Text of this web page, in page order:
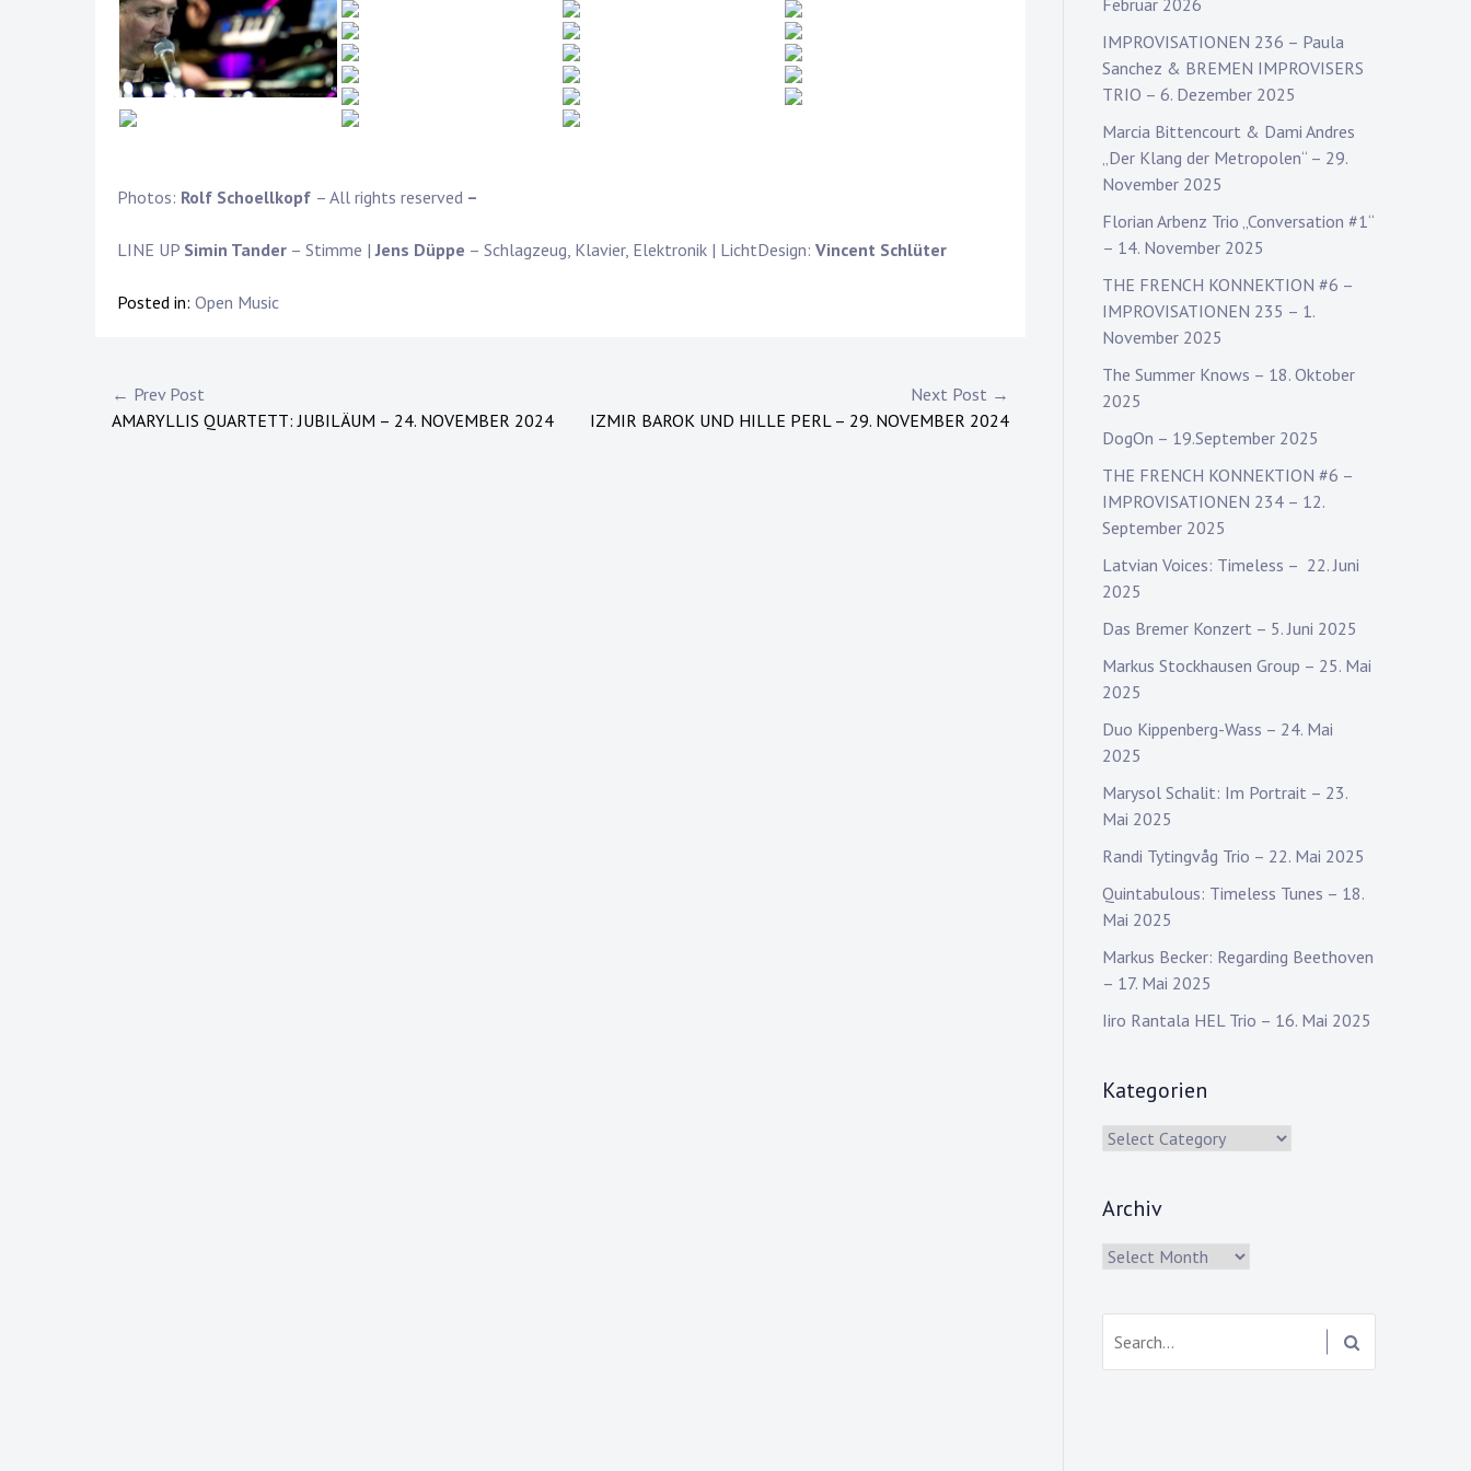
Photos: Rolf Schoellkopf – All rights reserved –
LINE UP Simin Tander – Stimme |Jens Düppe – Schlagzeug, Klavier, Elektronik | LichtDesign: Vincent Schlüter
Posted in: Open Music
Post
navigation
← Prev Post
AMARYLLIS QUARTETT: JUBILÄUM – 24. NOVEMBER 2024
Next Post →
IZMIR BAROK UND HILLE PERL – 29. NOVEMBER 2024
Februar 2026
IMPROVISATIONEN 236 – Paula
Sanchez & BREMEN IMPROVISERS
TRIO – 6. Dezember 2025
Marcia Bittencourt & Dami Andres
„Der Klang der Metropolen“ – 29.
November 2025
Florian Arbenz Trio „Conversation #1“
– 14. November 2025
THE FRENCH KONNEKTION #6 –
IMPROVISATIONEN 235 – 1.
November 2025
The Summer Knows – 18. Oktober
2025
DogOn – 19.September 2025
THE FRENCH KONNEKTION #6 –
IMPROVISATIONEN 234 – 12.
September 2025
Latvian Voices: Timeless – 22. Juni
2025
Das Bremer Konzert – 5. Juni 2025
Markus Stockhausen Group – 25. Mai
2025
Duo Kippenberg-Wass – 24. Mai
2025
Marysol Schalit: Im Portrait – 23.
Mai 2025
Randi Tytingvåg Trio – 22. Mai 2025
Quintabulous: Timeless Tunes – 18.
Mai 2025
Markus Becker: Regarding Beethoven
– 17. Mai 2025
Iiro Rantala HEL Trio – 16. Mai 2025
Kategorien
Kategorien
Archiv
Archiv